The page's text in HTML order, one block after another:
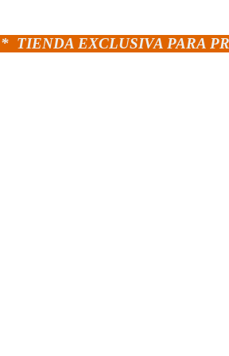
TIENDA EXCLUSIVA PARA